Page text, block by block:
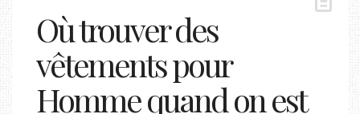
Où trouver des
vêtements pour
Homme quand on est